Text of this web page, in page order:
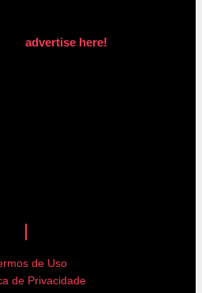
advertise here!
de Uso
de Privacidade